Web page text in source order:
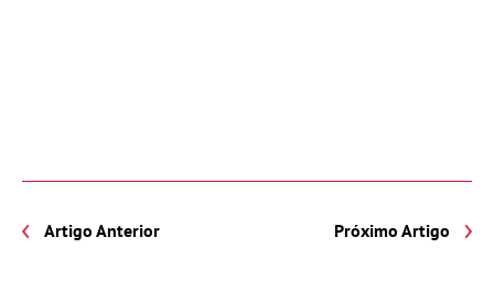
Artigo Anterior Próximo Artigo